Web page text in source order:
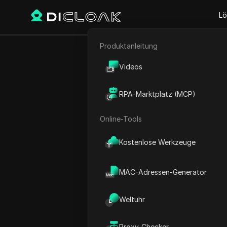
E-Commerce
Produktanleitung
Videos
RPA-Marktplatz (MCP)
Online-Tools
Kostenlose Werkzeuge
MAC-Adressen-Generator
Weltuhr
Wie man
Play Video:Wie man eine